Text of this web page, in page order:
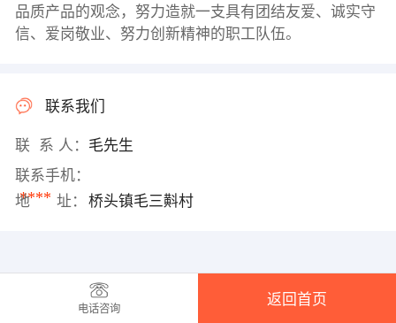
品质产品的观念，努力造就一支具有团结友爱、诚实守
信、爱岗敬业、努力创新精神的职工队伍。
联系我们
联 系 人： 毛先生
联系手机：
****
地 址： 桥头镇毛三斢村
电话咨询
返回首页